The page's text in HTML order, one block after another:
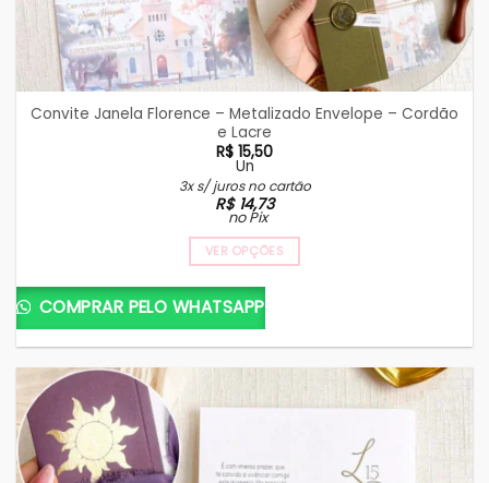
Convite Janela Florence – Metalizado Envelope – Cordão
e Lacre
R$ 15,50
Un
3x s/ juros no cartão
R$14,73
no Pix
VER OPÇÕES
COMPRAR PELO WHATSAPP